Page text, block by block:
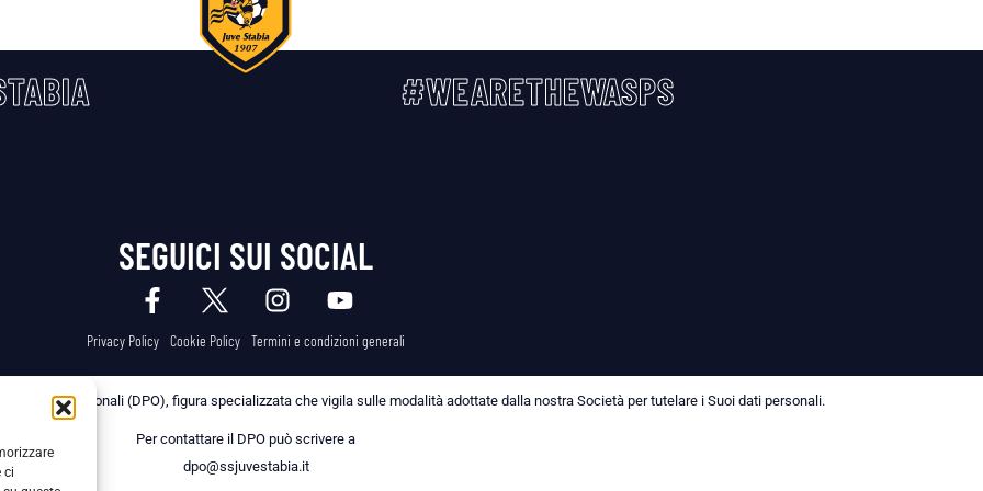
ci
#WEARETHEWASPS
SEGUICI SUI SOCIAL
Privacy Policy Cookie Policy Termini e condizioni generali
dei Dati Personali (DPO), figura specializzata che vigila sulle modalità adottate dalla nostra Società per tutelare i Suoi dati personali.
Per contattare il DPO può scrivere a
dpo@ssjuvestabia.it